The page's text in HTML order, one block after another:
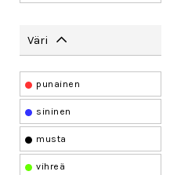
Väri
punainen
sininen
musta
vihreä